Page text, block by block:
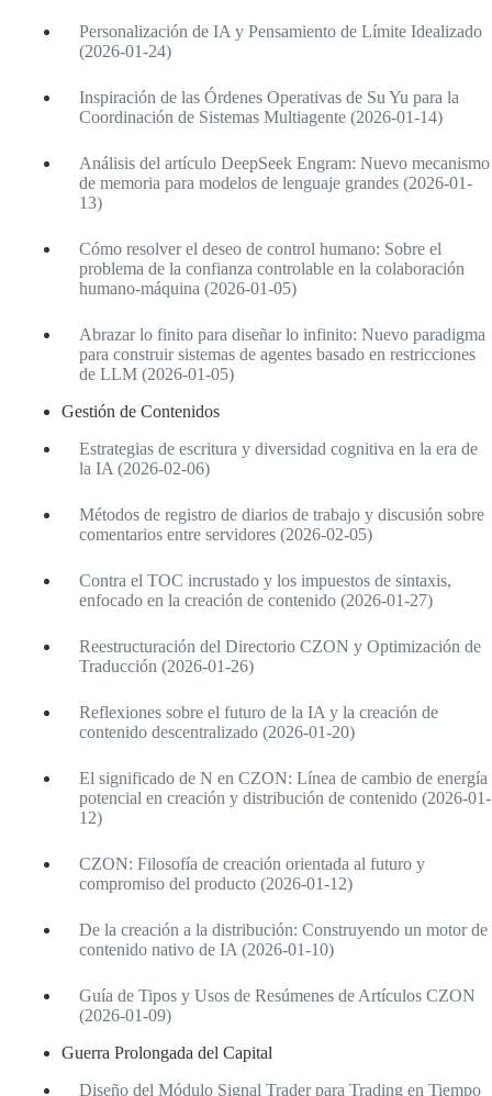
Personalización de IA y Pensamiento de Límite Idealizado
(2026-01-24)
Inspiración de las Órdenes Operativas de Su Yu para la
Coordinación de Sistemas Multiagente (2026-01-14)
Análisis del artículo DeepSeek Engram: Nuevo mecanismo
de memoria para modelos de lenguaje grandes (2026-01-
13)
Cómo resolver el deseo de control humano: Sobre el
problema de la confianza controlable en la colaboración
humano-máquina (2026-01-05)
Abrazar lo finito para diseñar lo infinito: Nuevo paradigma
para construir sistemas de agentes basado en restricciones
de LLM (2026-01-05)
Gestión de Contenidos
Estrategias de escritura y diversidad cognitiva en la era de
la IA (2026-02-06)
Métodos de registro de diarios de trabajo y discusión sobre
comentarios entre servidores (2026-02-05)
Contra el TOC incrustado y los impuestos de sintaxis,
enfocado en la creación de contenido (2026-01-27)
Reestructuración del Directorio CZON y Optimización de
Traducción (2026-01-26)
Reflexiones sobre el futuro de la IA y la creación de
contenido descentralizado (2026-01-20)
El significado de N en CZON: Línea de cambio de energía
potencial en creación y distribución de contenido (2026-01-
12)
CZON: Filosofía de creación orientada al futuro y
compromiso del producto (2026-01-12)
De la creación a la distribución: Construyendo un motor de
contenido nativo de IA (2026-01-10)
Guía de Tipos y Usos de Resúmenes de Artículos CZON
(2026-01-09)
Guerra Prolongada del Capital
Diseño del Módulo Signal Trader para Trading en Tiempo